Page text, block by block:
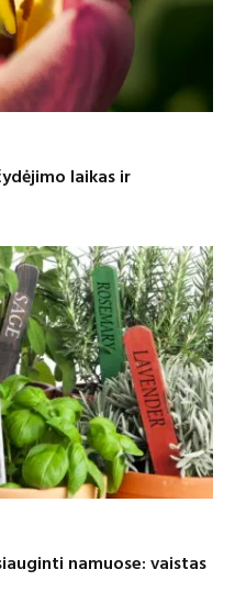
laikas ir
namuose: vaistas